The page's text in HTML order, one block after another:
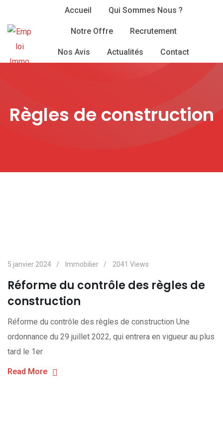
content
Accueil Qui Sommes Nous ?
Notre Offre Recrutement
Nos Avis Actualités Contact
Règles de construction
5 janvier 2024 Immobilier 2041 Views
Réforme du contrôle des règles de
construction
Réforme du contrôle des règles de construction Une
ordonnance du 29 juillet 2022, qui entrera en vigueur au plus
tard le 1er
Read More